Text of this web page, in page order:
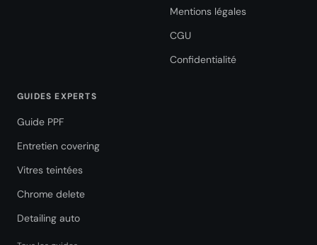
Mentions légales
CGU
Confidentialité
GUIDES EXPERTS
Guide PPF
Entretien covering
Vitres teintées
Chrome delete
Detailing auto